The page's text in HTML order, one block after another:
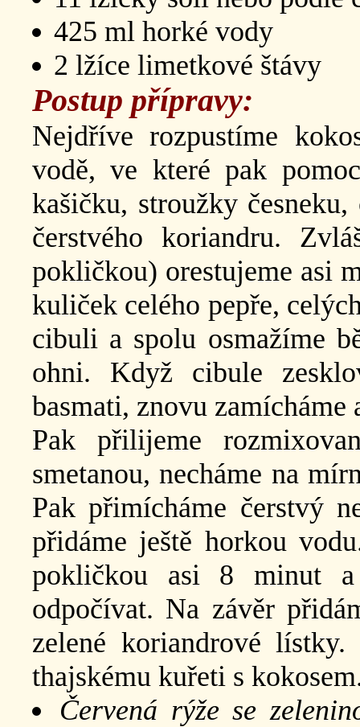
425 ml horké vody
2 lžíce limetkové štávy
Postup přípravy:
Nejdříve rozpustíme
vodě, ve které pak
kašičku, stroužky
čerstvého koriandru.
pokličkou) orestujeme asi
kuliček celého pepře,
cibuli a spolu osmažíme
ohni. Když cibule
basmati, znovu
Pak přilijeme
smetanou, necháme na
Pak přimícháme čerstvý
přidáme ještě horkou
pokličkou asi 8 minut
odpočívat. Na závěr
zelené koriandrové
thajskému kuřeti s
Červená rýže se